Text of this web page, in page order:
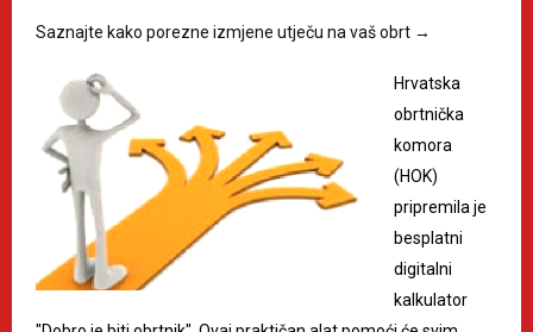
Saznajte kako porezne izmjene utječu na vaš obrt →
Hrvatska
obrtnička
komora
(HOK)
pripremila je
besplatni
digitalni
kalkulator